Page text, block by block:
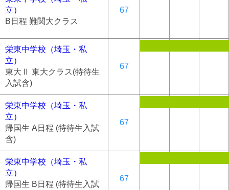
立）
B日程 難関大クラス
67
栄東中学校（埼玉・私
立）
東大Ⅱ 東大クラス(特待生
入試含)
67
栄東中学校（埼玉・私
立）
帰国生 A日程 (特待生入試
含)
67
栄東中学校（埼玉・私
立）
帰国生 B日程 (特待生入試
67